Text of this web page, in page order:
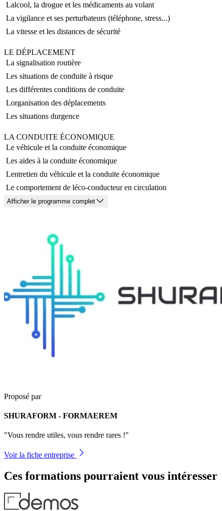
 Lalcool, la drogue et les médicaments au volant
 La vigilance et ses perturbateurs (téléphone, stress...)
 La vitesse et les distances de sécurité
LE DÉPLACEMENT
 La signalisation routière
 Les situations de conduite à risque
 Les différentes conditions de conduite
 Lorganisation des déplacements
 Les situations durgence
LA CONDUITE ÉCONOMIQUE
 Le véhicule et la conduite économique
 Les aides à la conduite économique
 Lentretien du véhicule et la conduite économique
 Le comportement de léco-conducteur en circulation
Afficher le programme complet
Proposé par
SHURAFORM - FORMAEREM
"Vous rendre utiles, vous rendre rares !"
Voir la fiche entreprise
Ces formations pourraient vous intéresser